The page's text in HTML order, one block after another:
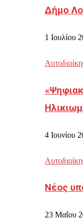
Δήμο
1 Ιουλίου
4 Ιουνίου
Νέος
23 Μαΐου